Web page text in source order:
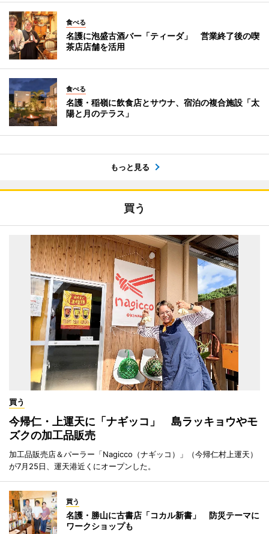
食べる
名護に泡盛古酒バー「ティーダ」 営業終了後の喫
茶店店舗を活用
食べる
名護・稲嶺に飲食店とサウナ、宿泊の複合施設「太
陽と月のテラス」
もっと見る
買う
買う
今帰仁・上運天に「ナギッコ」 島ラッキョウやモ
ズクの加工品販売
加工品販売店＆パーラー「Nagicco（ナギッコ）」（今帰仁村上運天）
が7月25日、運天港近くにオープンした。
買う
名護・勝山に古書店「コカル新書」 防災テーマに
ワークショップも